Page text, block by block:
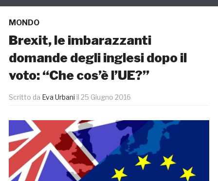
MONDO
Brexit, le imbarazzanti
domande degli inglesi dopo il
voto: “Che cos’è l’UE?”
Scritto da Eva Urbani il 25 Giugno 2016